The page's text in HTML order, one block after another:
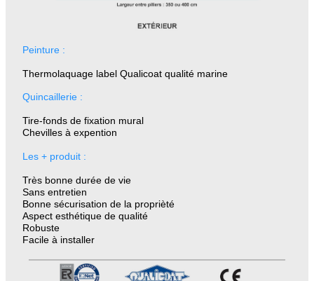
Peinture :
Thermolaquage label Qualicoat qualité marine
Quincaillerie :
Tire-fonds de fixation mural
Chevilles à expention
Les + produit :
Très bonne durée de vie
Sans entretien
Bonne sécurisation de la proprièté
Aspect esthétique de qualité
Robuste
Facile à installer